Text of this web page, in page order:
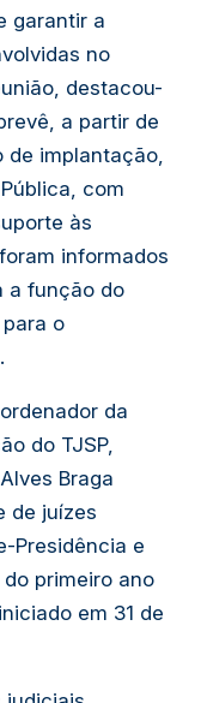
garantir a
no
destacou-
a partir de
implantação,
com
às
informados
a função do
o
da
do TJSP,
Braga
de juízes
Presidência e
primeiro ano
em 31 de